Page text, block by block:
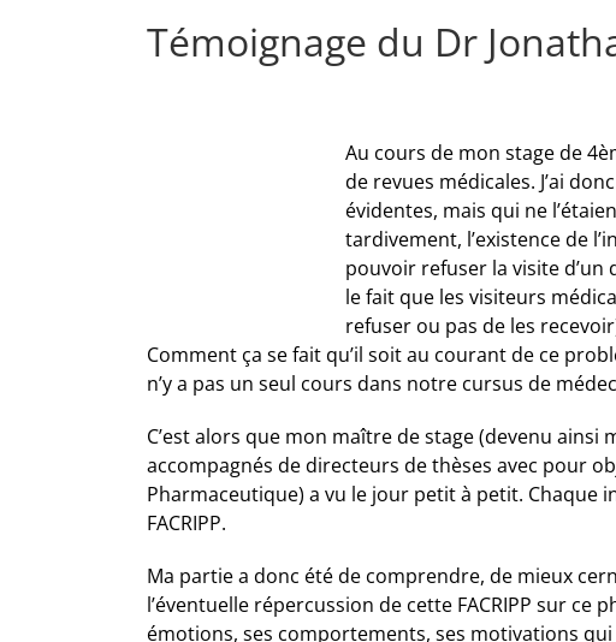
Témoignage du Dr
Au cours de mon stage de
de revues médicales. J’ai
évidentes, mais qui ne
tardivement, l’existence de
pouvoir refuser la visite d’un
le fait que les visiteurs
refuser ou pas de les
Comment ça se fait qu’il soit au courant de ce
n’y a pas un seul cours dans notre cursus de
C’est alors que mon maître de stage (devenu
accompagnés de directeurs de thèses avec pour
Pharmaceutique) a vu le jour petit à petit. Chaque
FACRIPP.
Ma partie a donc été de comprendre, de mieux
l’éventuelle répercussion de cette FACRIPP sur
émotions, ses comportements, ses motivations